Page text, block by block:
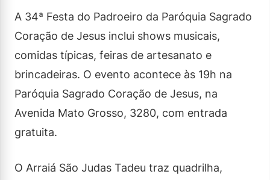
A 34ª Festa do Padroeiro da Paróquia Sagrado
Coração de Jesus inclui shows musicais,
comidas típicas, feiras de artesanato e
brincadeiras. O evento acontece às 19h na
Paróquia Sagrado Coração de Jesus, na
Avenida Mato Grosso, 3280, com entrada
gratuita.
O Arraiá São Judas Tadeu traz quadrilha,